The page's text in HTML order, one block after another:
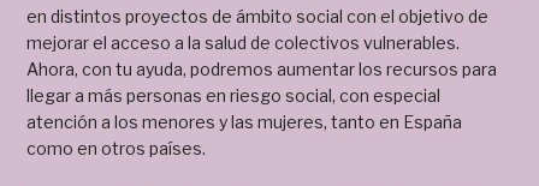
en distintos proyectos de ámbito social con el objetivo de
mejorar el acceso a la salud de colectivos vulnerables.
Ahora, con tu ayuda, podremos aumentar los recursos para
llegar a más personas en riesgo social, con especial
atención a los menores y las mujeres, tanto en España
como en otros países.